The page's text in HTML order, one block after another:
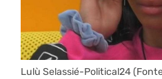
Lulù Selassié-Political24